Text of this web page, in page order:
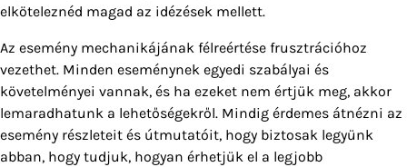
elköteleznéd magad az idézések mellett.
Az esemény mechanikájának félreértése frusztrációhoz
vezethet. Minden eseménynek egyedi szabályai és
követelményei vannak, és ha ezeket nem értjük meg, akkor
lemaradhatunk a lehetőségekről. Mindig érdemes átnézni az
esemény részleteit és útmutatóit, hogy biztosak legyünk
abban, hogy tudjuk, hogyan érhetjük el a legjobb